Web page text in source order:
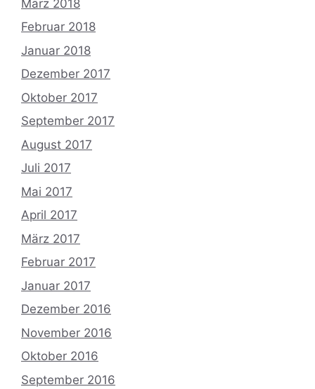
März 2018
Februar 2018
Januar 2018
Dezember 2017
Oktober 2017
September 2017
August 2017
Juli 2017
Mai 2017
April 2017
März 2017
Februar 2017
Januar 2017
Dezember 2016
November 2016
Oktober 2016
September 2016